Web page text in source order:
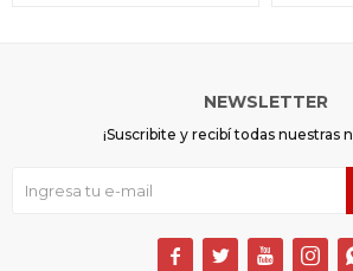
NEWSLETTER
¡Suscribite y recibí todas nuestras
   